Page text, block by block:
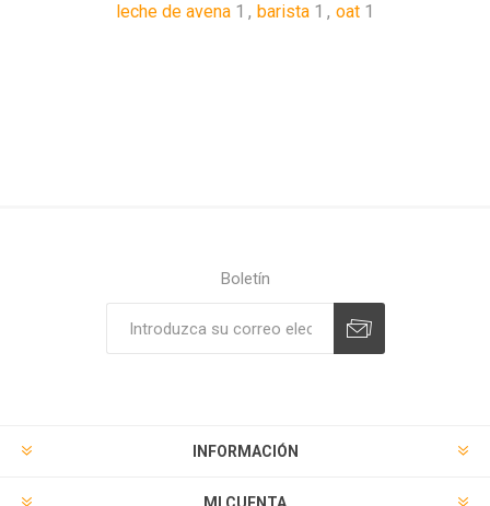
leche de avena 1 , barista 1 , oat 1
Boletín
INFORMACIÓN